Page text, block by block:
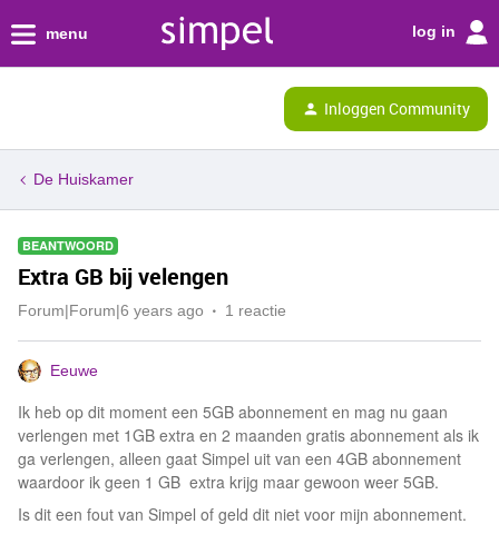
menu log in
Inloggen Community
De Huiskamer
BEANTWOORD
Extra GB bij velengen
Forum|Forum|6 years ago 1 reactie
Eeuwe
Ik heb op dit moment een 5GB abonnement en mag nu gaan
verlengen met 1GB extra en 2 maanden gratis abonnement als ik
ga verlengen, alleen gaat Simpel uit van een 4GB abonnement
waardoor ik geen 1 GB extra krijg maar gewoon weer 5GB.
Is dit een fout van Simpel of geld dit niet voor mijn abonnement.